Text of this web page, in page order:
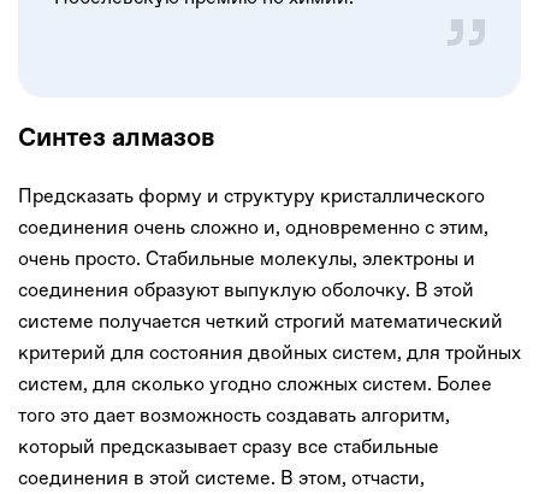
Синтез алмазов
Предсказать форму и структуру кристаллического
соединения очень сложно и, одновременно с этим,
очень просто. Стабильные молекулы, электроны и
соединения образуют выпуклую оболочку. В этой
системе получается четкий строгий математический
критерий для состояния двойных систем, для тройных
систем, для сколько угодно сложных систем. Более
того это дает возможность создавать алгоритм,
который предсказывает сразу все стабильные
соединения в этой системе. В этом, отчасти,